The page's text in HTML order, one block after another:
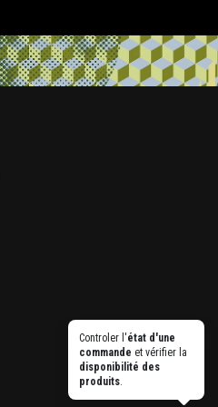
Controler l'état d'une
commande et vérifier la
disponibilité des
produits.